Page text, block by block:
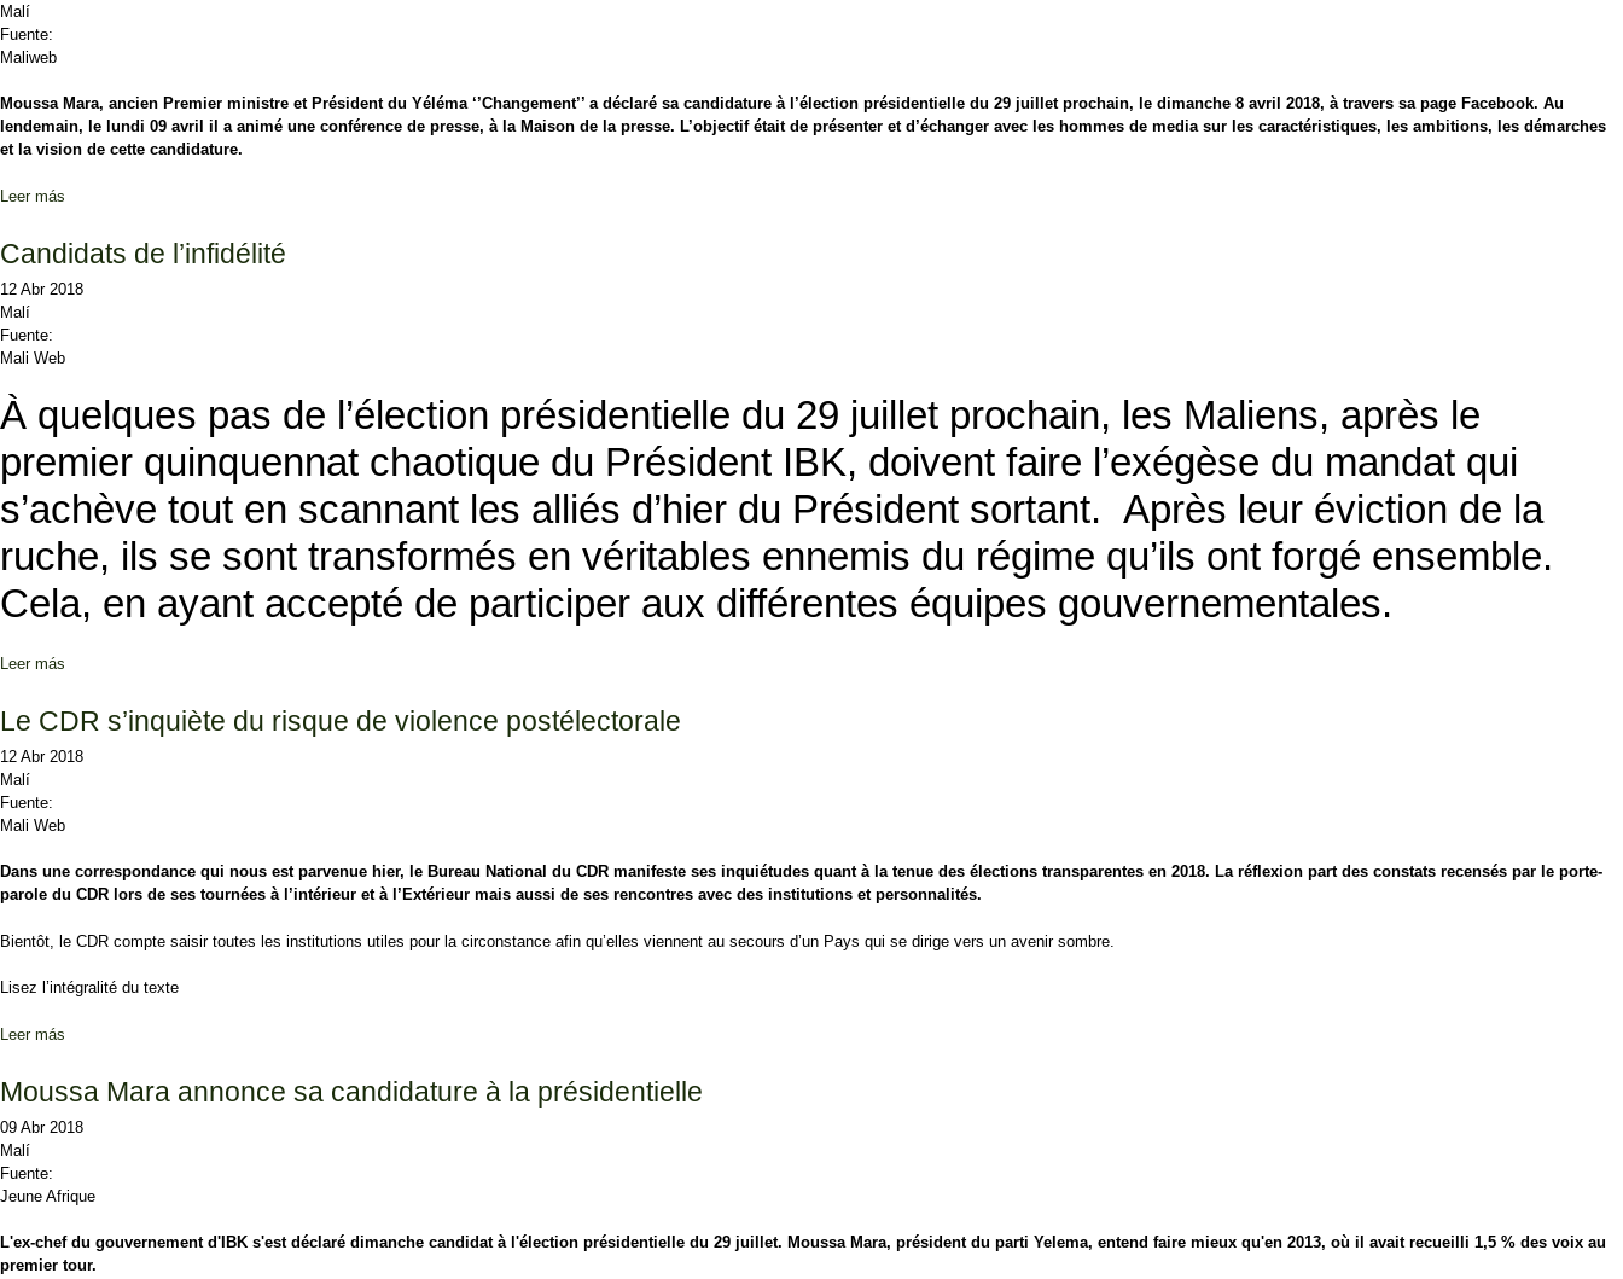
Malí
Fuente:
Maliweb
Moussa Mara, ancien Premier ministre et Président du Yéléma ‘’Changement’’ a déclaré sa candidature à l’élection présidentielle du 29 juillet prochain, le dimanche 8 avril 2018, à travers sa page Facebook. Au
lendemain, le lundi 09 avril il a animé une conférence de presse, à la Maison de la presse. L’objectif était de présenter et d’échanger avec les hommes de media sur les caractéristiques, les ambitions, les démarches
et la vision de cette candidature.
Leer más
Candidats de l’infidélité
12 Abr 2018
Malí
Fuente:
Mali Web
À quelques pas de l’élection présidentielle du 29 juillet prochain, les Maliens, après le
premier quinquennat chaotique du Président IBK, doivent faire l’exégèse du mandat qui
s’achève tout en scannant les alliés d’hier du Président sortant. Après leur éviction de la
ruche, ils se sont transformés en véritables ennemis du régime qu’ils ont forgé ensemble.
Cela, en ayant accepté de participer aux différentes équipes gouvernementales.
Leer más
Le CDR s’inquiète du risque de violence postélectorale
12 Abr 2018
Malí
Fuente:
Mali Web
Dans une correspondance qui nous est parvenue hier, le Bureau National du CDR manifeste ses inquiétudes quant à la tenue des élections transparentes en 2018. La réflexion part des constats recensés par le porte-
parole du CDR lors de ses tournées à l’intérieur et à l’Extérieur mais aussi de ses rencontres avec des institutions et personnalités.
Bientôt, le CDR compte saisir toutes les institutions utiles pour la circonstance afin qu’elles viennent au secours d’un Pays qui se dirige vers un avenir sombre.
Lisez l’intégralité du texte
Leer más
Moussa Mara annonce sa candidature à la présidentielle
09 Abr 2018
Malí
Fuente:
Jeune Afrique
L'ex-chef du gouvernement d'IBK s'est déclaré dimanche candidat à l'élection présidentielle du 29 juillet. Moussa Mara, président du parti Yelema, entend faire mieux qu'en 2013, où il avait recueilli 1,5 % des voix au
premier tour.